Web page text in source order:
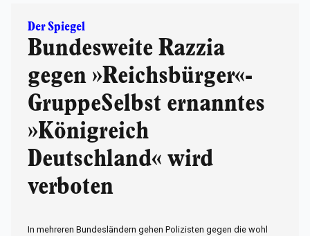
Der Spiegel
Bundesweite Razzia
gegen »Reichsbürger«-
GruppeSelbst ernanntes
»Königreich
Deutschland« wird
verboten
In mehreren Bundesländern gehen Polizisten gegen die wohl